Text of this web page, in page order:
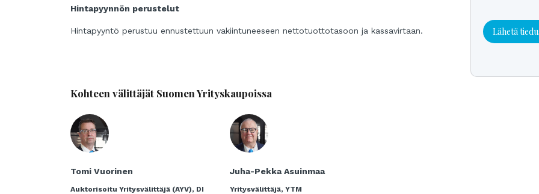
Hintapyynnön perustelut
Hintapyyntö perustuu ennustettuun vakiintuneeseen nettotuottotasoon ja kassavirtaan. Lähetä
Kohteen välittäjät Suomen Yrityskaupoissa
Tomi Vuorinen
Auktorisoitu Yritysvälittäjä (AYV), DI
Juha-Pekka Asuinmaa
Yritysvälittäjä, YTM